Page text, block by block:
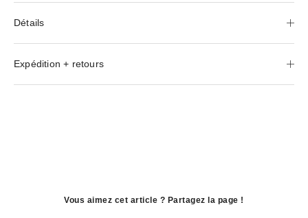
Détails
Expédition + retours
Vous aimez cet article ? Partagez la page !